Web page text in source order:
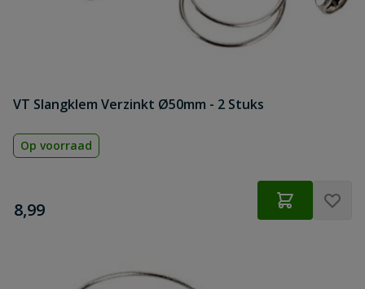
VT Slangklem Verzinkt Ø50mm - 2 Stuks
Op voorraad
€
8,99